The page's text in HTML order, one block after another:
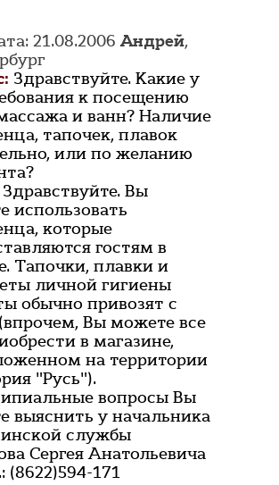
21.08.2006Андрей,
Здравствуйте. Какие у
к посещению
и ванн? Наличие
тапочек, плавок
или по желанию
Здравствуйте. Вы
использовать
которые
гостям в
Тапочки, плавки и
личной гигиены
обычно привозят с
Вы можете все
в магазине,
на территории
"Русь").
вопросы Вы
выяснить у начальника
службы
Сергея Анатольевича
(8622)594-171